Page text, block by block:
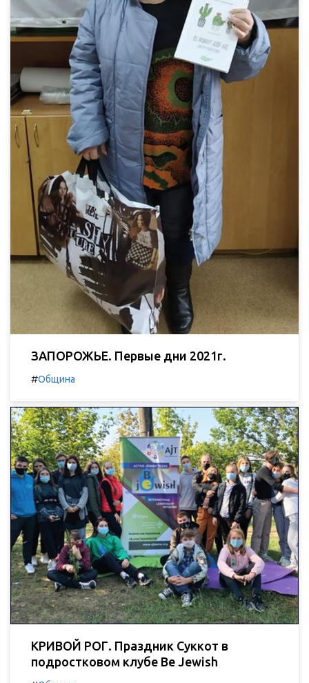
ЗАПОРОЖЬЕ. Первые дни 2021г.
#Община
КРИВОЙ РОГ. Праздник Суккот в
подростковом клубе Be Jewish